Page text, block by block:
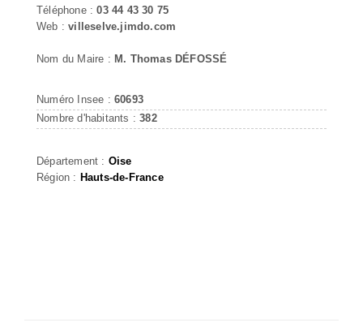
Téléphone :03 44 43 30 75
Web :villeselve.jimdo.com
Nom du Maire : M. Thomas DÉFOSSÉ
Numéro Insee : 60693
Nombre d'habitants :382
Département : Oise
Région : Hauts-de-France